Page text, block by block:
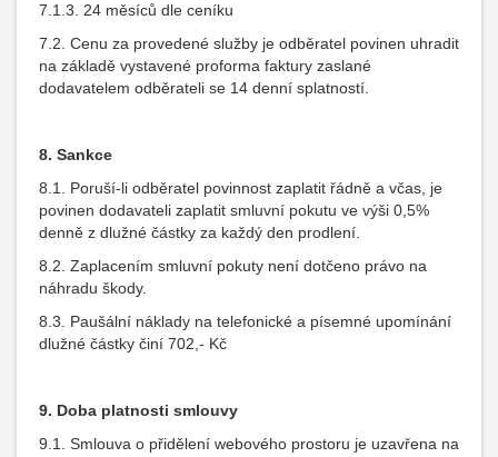
7.1.3. 24 měsíců dle ceníku
7.2. Cenu za provedené služby je odběratel povinen uhradit
na základě vystavené proforma faktury zaslané
dodavatelem odběrateli se 14 denní splatností.
8. Sankce
8.1. Poruší-li odběratel povinnost zaplatit řádně a včas, je
povinen dodavateli zaplatit smluvní pokutu ve výši 0,5%
denně z dlužné částky za každý den prodlení.
8.2. Zaplacením smluvní pokuty není dotčeno právo na
náhradu škody.
8.3. Paušální náklady na telefonické a písemné upomínání
dlužné částky činí 702,- Kč
9. Doba platnosti smlouvy
9.1. Smlouva o přidělení webového prostoru je uzavřena na